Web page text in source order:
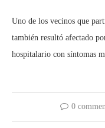
Uno de los vecinos que
también resultó afectado
hospitalario con síntomas
0